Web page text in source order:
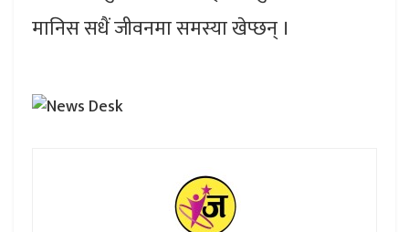
मानिस सधैं जीवनमा समस्या खेप्छन् ।